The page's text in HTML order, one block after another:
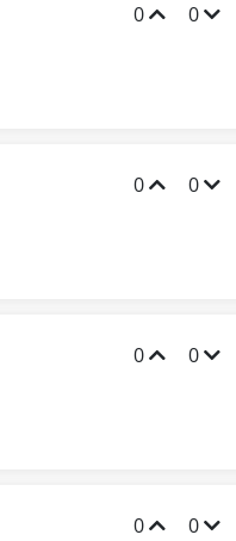
0 0
0 0
0 0
0 0